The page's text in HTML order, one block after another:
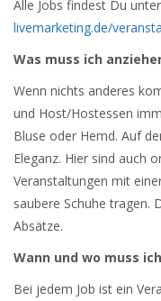
Alle Jobs findest Du unter
livemarketing.de/
Was muss ich
Wenn nichts anderes
und Host/Hostessen
Bluse oder Hemd. Auf
Eleganz. Hier sind auch
Veranstaltungen mit
saubere Schuhe tragen.
Absätze.
Wann und wo muss
Bei jedem Job ist ein